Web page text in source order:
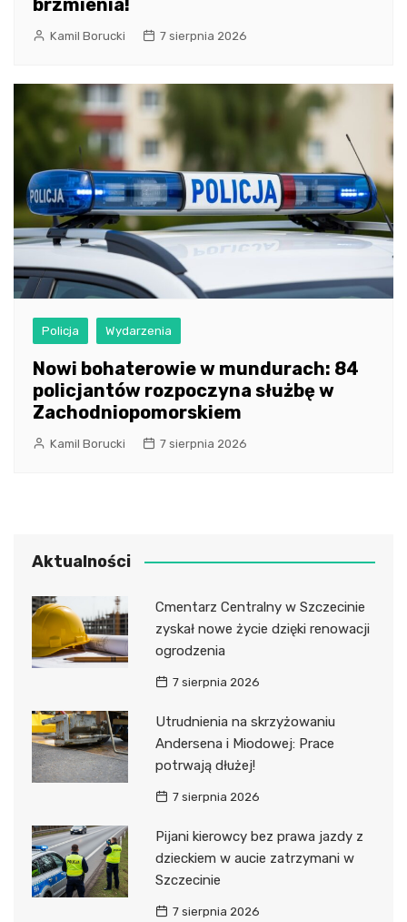
brzmienia!
Kamil Borucki 7 sierpnia 2026
Policja Wydarzenia
Nowi bohaterowie w mundurach: 84
policjantów rozpoczyna służbę w
Zachodniopomorskiem
Kamil Borucki 7 sierpnia 2026
Aktualności
Cmentarz Centralny w Szczecinie
zyskał nowe życie dzięki renowacji
ogrodzenia
7 sierpnia 2026
Utrudnienia na skrzyżowaniu
Andersena i Miodowej: Prace
potrwają dłużej!
7 sierpnia 2026
Pijani kierowcy bez prawa jazdy z
dzieckiem w aucie zatrzymani w
Szczecinie
7 sierpnia 2026